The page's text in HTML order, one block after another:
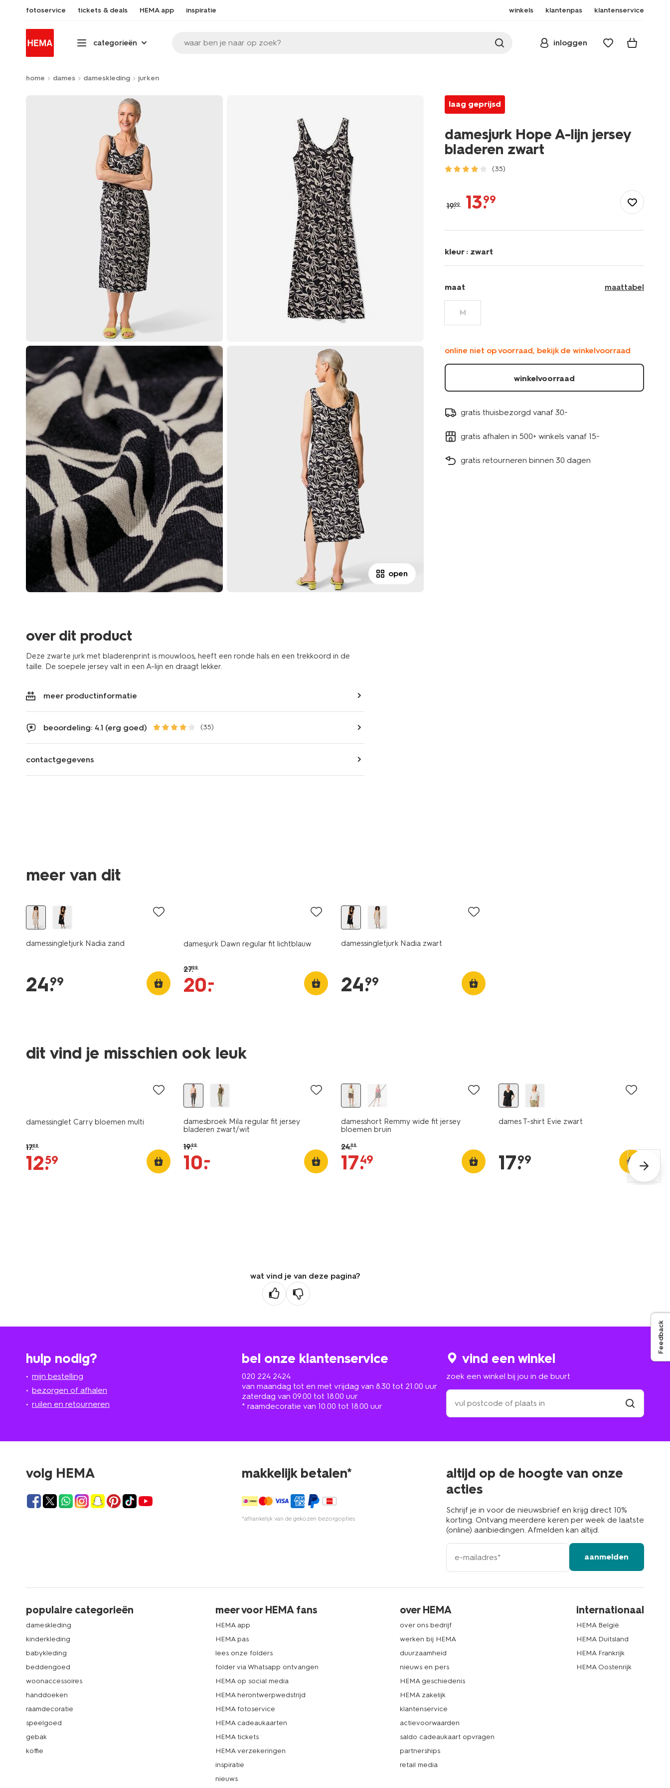
fotoservice tickets & deals HEMA app inspiratie winkels klantenpas klantenservice
categorieën waar ben je naar op zoek? inloggen
home dames dameskleding jurken
open
over dit product
Deze zwarte jurk met bladerenprint is mouwloos, heeft een ronde hals en een trekkoord in de
taille. De soepele jersey valt in een A-lijn en draagt lekker.
meer productinformatie
beoordeling: 4.1 (erg goed) (35)
contactgegevens
laag geprijsd
damesjurk Hope A-lijn jersey
bladeren zwart
(35)
a-
36252850BLACK.html
19.99 13.
99
kleur : zwart
maat maattabel
M
online niet op voorraad, bekijk de winkelvoorraad
winkelvoorraad
gratis thuisbezorgd vanaf 30.-
gratis afhalen in 500+ winkels vanaf 15.-
gratis retourneren binnen 30 dagen
meer van dit
damessingletjurk Nadia zand
24.
99
damesjurk Dawn regular fit lichtblauw
27.99
20.
–
damessingletjurk Nadia zwart
24.
99
dit vind je misschien ook leuk
damessinglet Carry bloemen multi
17.99
12.
59
damesbroek Mila regular fit jersey
bladeren zwart/wit
19.99
10.
–
damesshort Remmy wide fit jersey
bloemen bruin
24.99
17.
49
dames T-shirt Evie zwart
17.
99
wat vind je van deze pagina?
hulp nodig?
mijn bestelling
bezorgen of afhalen
ruilen en retourneren
bel onze klantenservice
020 224 2424
van maandag tot en met vrijdag van 8.30 tot 21.00 uur
zaterdag van 09.00 tot 18.00 uur
* raamdecoratie van 10.00 tot 18.00 uur
vind een winkel
zoek een winkel bij jou in de buurt
zoek
een
winkel
in
volg HEMA makkelijk betalen*
*afhankelijk van de gekozen bezorgopties
altijd op de hoogte van onze
acties
Schrijf je in voor de nieuwsbrief en krijg direct 10%
korting. Ontvang meerdere keren per week de laatste
(online) aanbiedingen. Afmelden kan altijd.
e-
mailadres
aanmelden
populaire categorieën
dameskleding
kinderkleding
babykleding
beddengoed
woonaccessoires
handdoeken
raamdecoratie
speelgoed
gebak
koffie
meer voor HEMA fans
HEMA app
HEMA pas
lees onze folders
folder via Whatsapp ontvangen
HEMA op social media
HEMA herontwerpwedstrijd
HEMA fotoservice
HEMA cadeaukaarten
HEMA tickets
HEMA verzekeringen
inspiratie
nieuws
over HEMA
over ons bedrijf
werken bij HEMA
duurzaamheid
nieuws en pers
HEMA geschiedenis
HEMA zakelijk
klantenservice
actievoorwaarden
saldo cadeaukaart opvragen
partnerships
retail media
internationaal
HEMA België
HEMA Duitsland
HEMA Frankrijk
HEMA Oostenrijk
Feedback